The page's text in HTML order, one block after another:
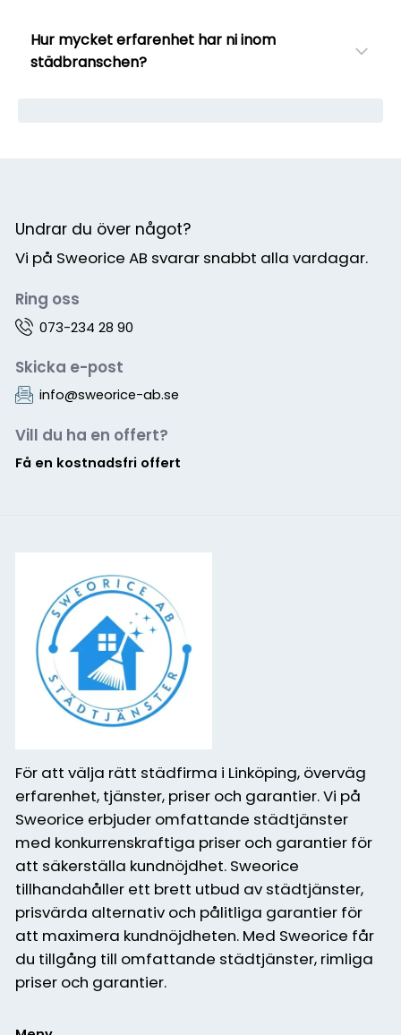
Hur mycket erfarenhet har ni inom
städbranschen?
Undrar du över något?
Vi på Sweorice AB svarar snabbt alla vardagar.
Ring oss
073-234 28 90
Skicka e-post
info@sweorice-ab.se
Vill du ha en offert?
Få en kostnadsfri offert
För att välja rätt städfirma i Linköping, överväg
erfarenhet, tjänster, priser och garantier. Vi på
Sweorice erbjuder omfattande städtjänster
med konkurrenskraftiga priser och garantier för
att säkerställa kundnöjdhet. Sweorice
tillhandahåller ett brett utbud av städtjänster,
prisvärda alternativ och pålitliga garantier för
att maximera kundnöjdheten. Med Sweorice får
du tillgång till omfattande städtjänster, rimliga
priser och garantier.